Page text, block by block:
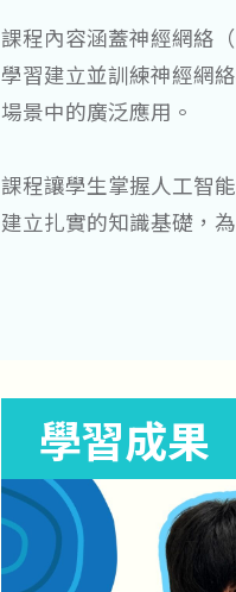
課程內容涵蓋神經網絡
學習建立並訓練神經網
場景中的廣泛應用。
課程讓學生掌握人工智
建立扎實的知識基礎，
學習成果